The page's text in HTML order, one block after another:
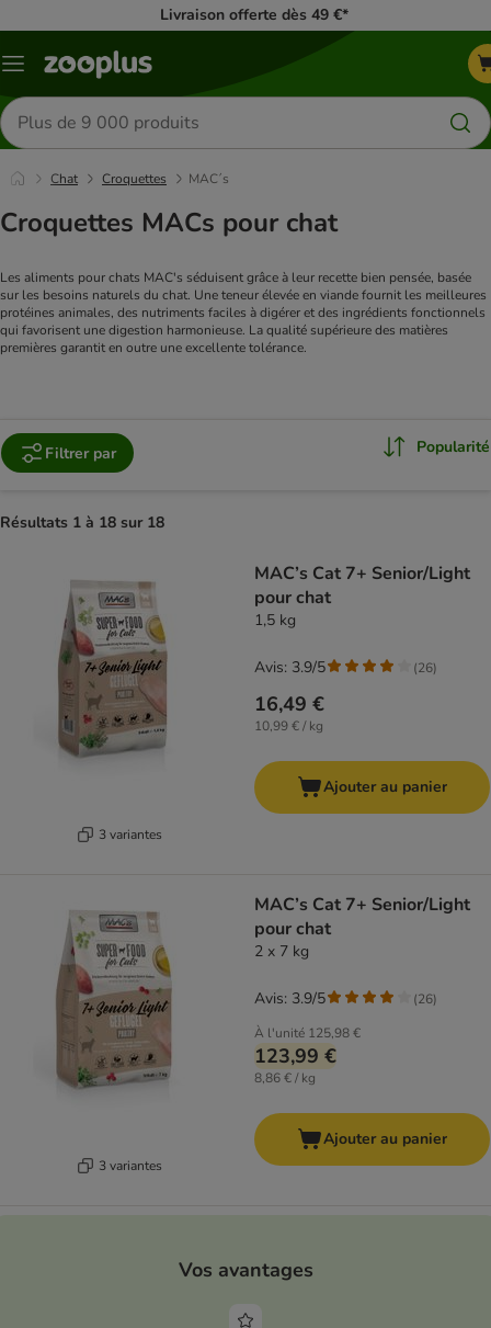
Livraison offerte dès 49 €*
Menu
Rechercher
des
produits
Chat Croquettes MAC´s
Croquettes MACs pour chat
Les aliments pour chats MAC's séduisent grâce à leur recette bien pensée, basée
sur les besoins naturels du chat. Une teneur élevée en viande fournit les meilleures
protéines animales, des nutriments faciles à digérer et des ingrédients fonctionnels
qui favorisent une digestion harmonieuse. La qualité supérieure des matières
premières garantit en outre une excellente tolérance.
Filtrer par Popularité
Résultats 1 à 18 sur 18
3 variantes
MAC’s Cat 7+ Senior/Light
pour chat
1,5 kg
16,49 €
10,99 € / kg
Avis: 3.9/5 (26)
Ajouter au panier
3 variantes
MAC’s Cat 7+ Senior/Light
pour chat
2 x 7 kg
À l'unité 125,98 €
123,99 €
8,86 € / kg
Avis: 3.9/5 (26)
Ajouter au panier
Vos avantages